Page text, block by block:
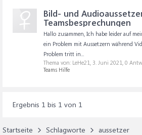
Bild- und
Teamsbesprechungen
Hallo zusammen, Ich habe leider auf
ein Problem mit Aussetzern während
Problem tritt in...
Thema von: LeHe21, 3. Juni 2021, 0
Teams Hilfe
Ergebnis 1 bis 1 von 1
Startseite Schlagworte aussetzer